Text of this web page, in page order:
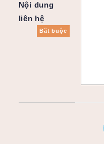
Nội dung
liên hệ
Bắt buộc